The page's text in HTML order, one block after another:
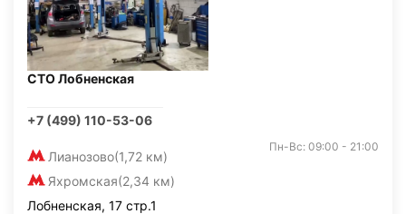
СТО Лобненская
+7 (499) 110-53-06
Лианозово(1,72 км)
Яхромская(2,34 км)
Пн-Вс: 09:00 - 21:00
Лобненская, 17 стр.1